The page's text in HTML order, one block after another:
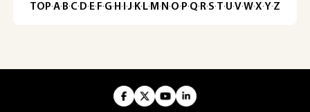
TOP·A·B·C· D· E· F·G· H · ·J· K· L· M · N ·O· P·Q· R·S·T·U·V·W·X·Y·Z